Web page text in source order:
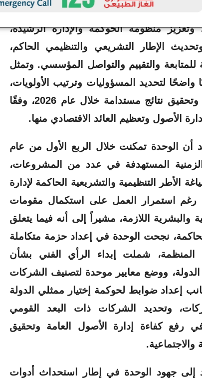
الاستثمارات المملوكة للدولة عبر شركاتها،
منظومة الحوكمة والإدارة الرشيدة،
الإطار التشريعي والتنظيمي الحاكم،
والتقييم والتواصل المؤسسي. وتمثل
واضحًا لتحديد المسؤوليات وترتيب الأولويات،
بما يضمن رفع كفاءة الأداء وتحقيق نتائج مستدامة خلال عام 2026، وفقًا
الأصول وتعظيم العائد الاقتصادي منها.
أن الوحدة تمكنت خلال الربع الأول من عام
الزمنية المستهدفة في عدد من المشروعات،
الأطر التنظيمية والتشريعية الحاكمة لإدارة
رغم استمرار العمل على استكمال مقومات
والبشرية اللازمة، مشيراً إلى أنه فيما يتعلق
نجحت الوحدة في إعداد حزمة متكاملة
المنظمة، شملت إبداء الرأي الفني بشأن
ووضع معايير موحدة لتصنيف الشركات
إعداد ضوابط لحوكمة إختيار ممثلي الدولة
وتحديد الشركات ذات البعد القومي
رفع كفاءة إدارة الأصول العامة وتحقيق
والاجتماعية.
إلى جهود الوحدة في إطار استحداث أدوات